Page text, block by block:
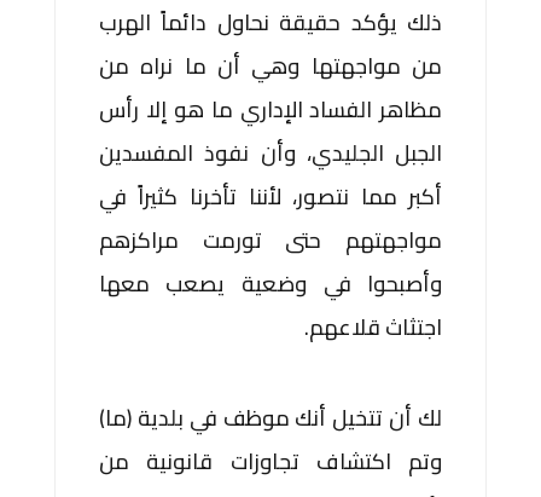
ذلك يؤكد حقيقة نحاول دائماً الهرب
من مواجهتها وهي أن ما نراه من
مظاهر الفساد الإداري ما هو إلا رأس
الجبل الجليدي، وأن نفوذ المفسدين
أكبر مما نتصور، لأننا تأخرنا كثيراً في
مواجهتهم حتى تورمت مراكزهم
وأصبحوا في وضعية يصعب معها
اجتثاث قلاعهم.
لك أن تتخيل أنك موظف في بلدية (ما)
وتم اكتشاف تجاوزات قانونية من